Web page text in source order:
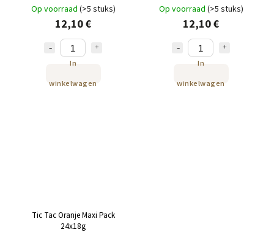
Op voorraad (>5 stuks)
12,10 €
In
winkelwagen
Op voorraad (>5 stuks)
12,10 €
In
winkelwagen
Tic Tac Oranje Maxi Pack
24x18g